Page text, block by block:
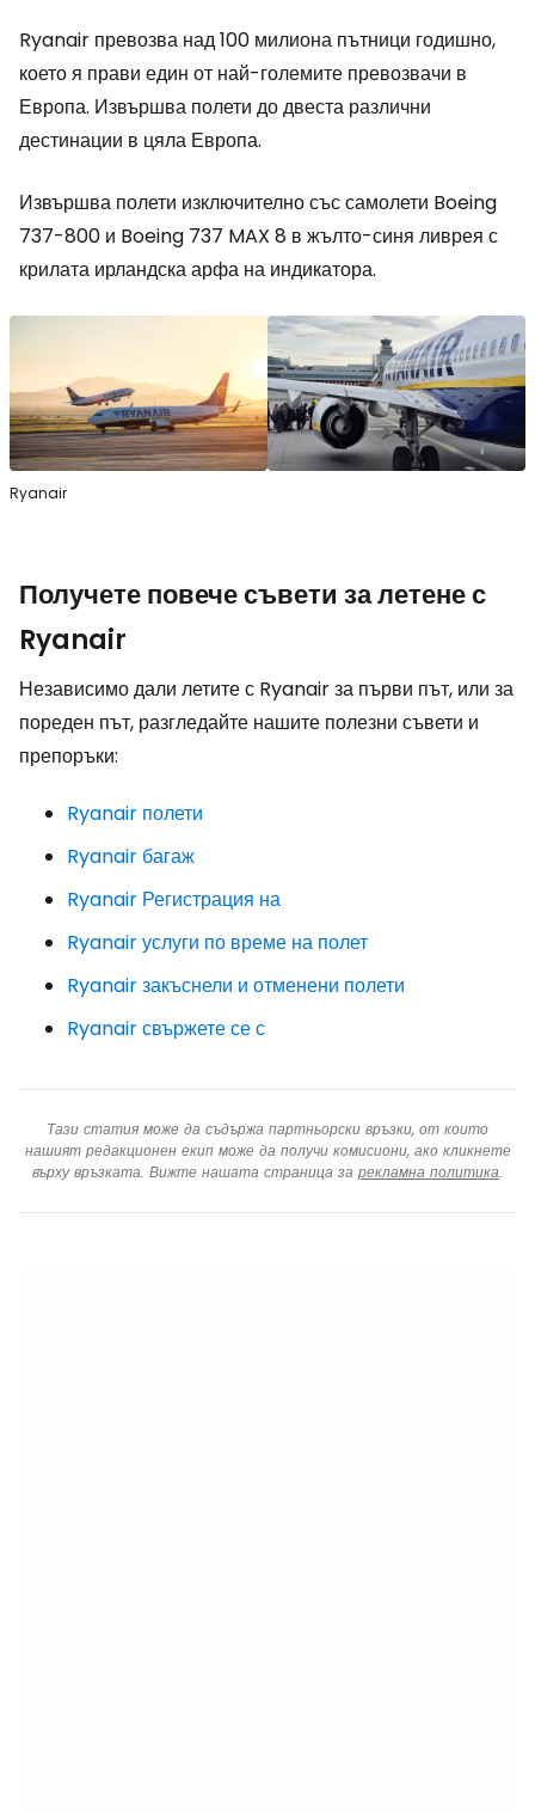
Ryanair превозва над 100 милиона пътници годишно,
което я прави един от най-големите превозвачи в
Европа. Извършва полети до двеста различни
дестинации в цяла Европа.
Извършва полети изключително със самолети Boeing
737-800 и Boeing 737 MAX 8 в жълто-синя ливрея с
крилата ирландска арфа на индикатора.
Ryanair
Получете повече съвети за летене с
Ryanair
Независимо дали летите с Ryanair за първи път, или за
пореден път, разгледайте нашите полезни съвети и
препоръки:
Ryanair полети
Ryanair багаж
Ryanair Регистрация на
Ryanair услуги по време на полет
Ryanair закъснели и отменени полети
Ryanair свържете се с
Тази статия може да съдържа партньорски връзки, от които
нашият редакционен екип може да получи комисиони, ако кликнете
върху връзката. Вижте нашата страница за рекламна политика.